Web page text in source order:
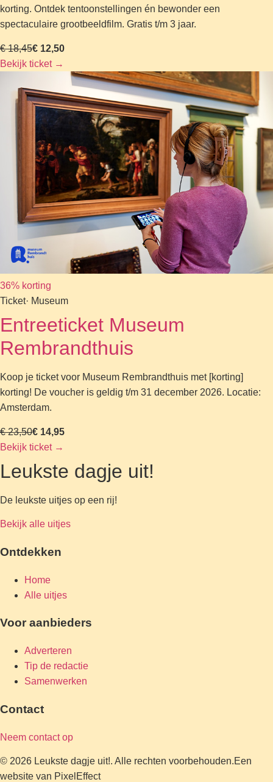
korting. Ontdek tentoonstellingen én bewonder een
spectaculaire grootbeeldfilm. Gratis t/m 3 jaar.
€ 18,45€ 12,50
Bekijk ticket →
36% korting
Ticket· Museum
Entreeticket Museum
Rembrandthuis
Koop je ticket voor Museum Rembrandthuis met [korting]
korting! De voucher is geldig t/m 31 december 2026. Locatie:
Amsterdam.
€ 23,50€ 14,95
Bekijk ticket →
Leukste dagje uit!
De leukste uitjes op een rij!
Bekijk alle uitjes
Ontdekken
Home
Alle uitjes
Voor aanbieders
Adverteren
Tip de redactie
Samenwerken
Contact
Neem contact op
© 2026 Leukste dagje uit!. Alle rechten voorbehouden.Een
website van PixelEffect